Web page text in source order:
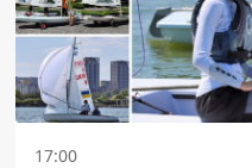
17:00